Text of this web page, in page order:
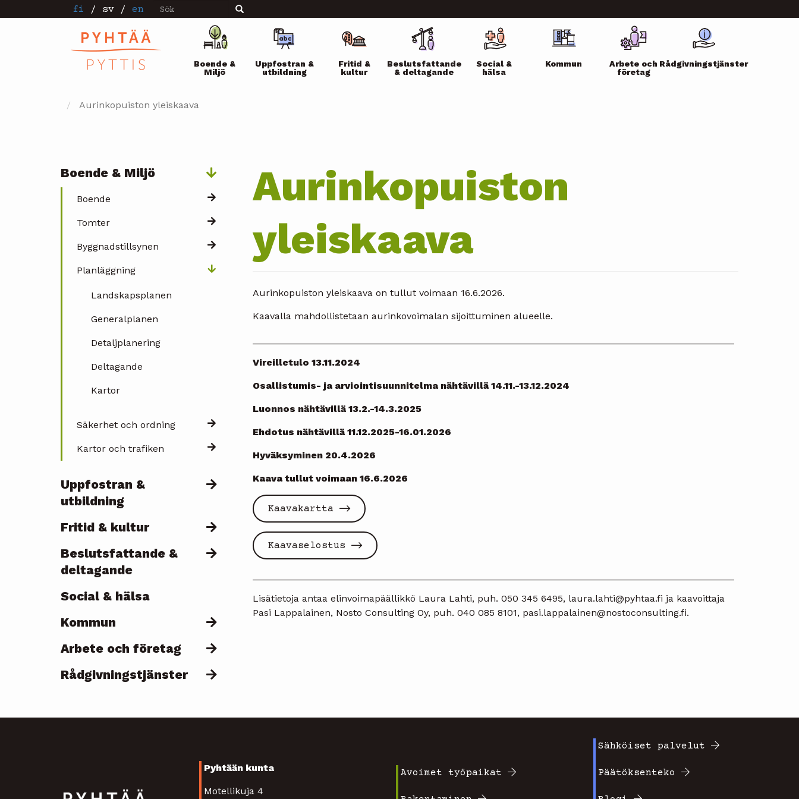
till
fi / sv / en Sök Sök
Päävalikko
Boende &
Miljö
Uppfostran &
utbildning
Fritid &
kultur
Beslutsfattande
& deltagande
Social &
hälsa
Kommun
Arbete och
företag
Rådgivningstjänster
Aurinkopuiston yleiskaava
Päävalikko
Boende & Miljö
Boende
Tomter
Byggnadstillsynen
Planläggning
Landskapsplanen
Generalplanen
Detaljplanering
Deltagande
Kartor
Säkerhet och ordning
Kartor och trafiken
Uppfostran &
utbildning
Fritid & kultur
Beslutsfattande &
deltagande
Social & hälsa
Kommun
Arbete och företag
Rådgivningstjänster
Aurinkopuiston
yleiskaava
Aurinkopuiston yleiskaava on tullut voimaan 16.6.2026.
Kaavalla mahdollistetaan aurinkovoimalan sijoittuminen alueelle.
Vireilletulo 13.11.2024
Osallistumis- ja arviointisuunnitelma nähtävillä 14.11.-13.12.2024
Luonnos nähtävillä 13.2.-14.3.2025
Ehdotus nähtävillä 11.12.2025-16.01.2026
Hyväksyminen 20.4.2026
Kaava tullut voimaan 16.6.2026
Kaavakartta
Kaavaselostus
Lisätietoja antaa elinvoimapäällikkö Laura Lahti, puh. 050 345 6495, laura.lahti@pyhtaa.fi ja kaavoittaja
Pasi Lappalainen, Nosto Consulting Oy, puh. 040 085 8101, pasi.lappalainen@nostoconsulting.fi.
Pyhtään kunta
Motellikuja 4 Footer
Avoimet työpaikat
Footer
Sähköiset palvelut
Päätöksenteko